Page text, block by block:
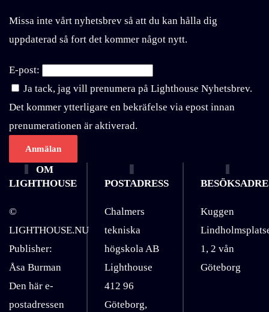
Missa inte vårt nyhetsbrev så att du kan hålla dig
uppdaterad så fort det kommer något nytt.
E-post:
Ja tack, jag vill prenumera på Lighthouse Nyhetsbrev.
Det kommer ytterligare en bekräfelse via epost innan
prenumerationen är aktiverad.
OM
LIGHTHOUSE
©
LIGHTHOUSE.NU
Publisher:
Åsa Burman
Den här e-
postadressen
POSTADRESS
Chalmers
tekniska
högskola AB
Lighthouse
412 96
Göteborg,
Kuggen
1, 2 vån
Göteborg